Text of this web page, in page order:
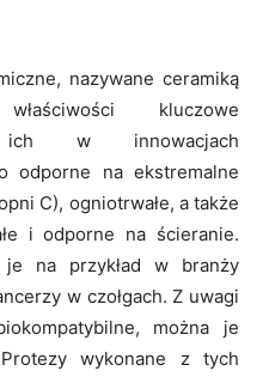
nazywane ceramiką
kluczowe
ich w innowacjach
odporne na ekstremalne
C), ogniotrwałe, a także
i odporne na ścieranie.
je na przykład w branży
w czołgach. Z uwagi
można je
wykonane z tych